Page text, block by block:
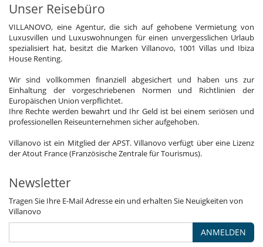
Unser Reisebüro
VILLANOVO, eine Agentur, die sich auf gehobene Vermietung von
Luxusvillen und Luxuswohnungen für einen unvergesslichen Urlaub
spezialisiert hat, besitzt die Marken Villanovo, 1001 Villas und Ibiza
House Renting.
Wir sind vollkommen finanziell abgesichert und haben uns zur
Einhaltung der vorgeschriebenen Normen und Richtlinien der
Europäischen Union verpflichtet.
Ihre Rechte werden bewahrt und Ihr Geld ist bei einem seriösen und
professionellen Reiseunternehmen sicher aufgehoben.
Villanovo ist ein Mitglied der APST. Villanovo verfügt über eine Lizenz
der Atout France (Französische Zentrale für Tourismus).
Newsletter
Tragen Sie Ihre E-Mail Adresse ein und erhalten Sie Neuigkeiten von
Villanovo
ANMELDEN